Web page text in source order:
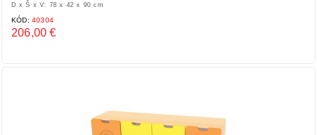
D x Š x V: 78 x 42 x 90 cm
KÓD: 40304
206,00 €